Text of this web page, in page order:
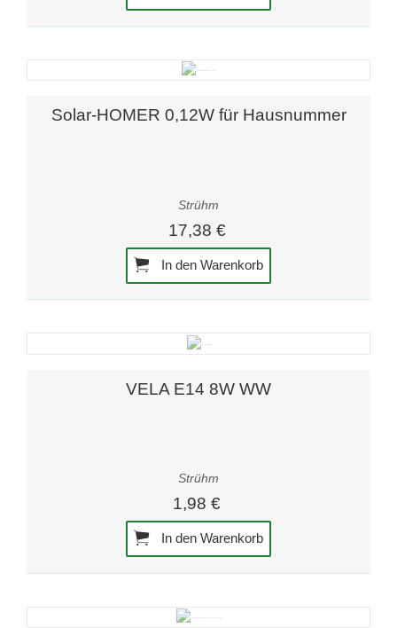
Solar-HOMER 0,12W für Hausnummer
Strühm
17,38 €
In den Warenkorb
VELA E14 8W WW
Strühm
1,98 €
In den Warenkorb